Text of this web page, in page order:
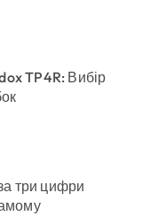
TP4R: Вибір
три цифри